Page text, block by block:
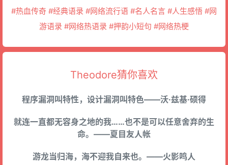
#热血传奇 #经典语录 #网络流行语 #名人名言 #人生感悟 #网
游语录 #网络热语录 #押韵小短句 #网络热梗
Theodore猜你喜欢
程序漏洞叫特性，设计漏洞叫特色——沃·兹基·硕得
就连一直都无容身之地的我……也不是可以任意舍弃的生
命。——夏目友人帐
游龙当归海，海不迎我自来也。——火影鸣人